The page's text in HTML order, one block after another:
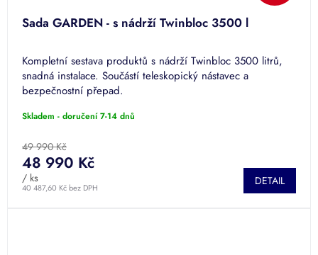
Sada GARDEN - s nádrží Twinbloc 3500 l
Kompletní sestava produktů s nádrží Twinbloc 3500 litrů,
snadná instalace. Součástí teleskopický nástavec a
bezpečnostní přepad.
Skladem - doručení 7-14 dnů
49 990 Kč
40 487,60 Kč bez DPH
48 990 Kč
/ ks DETAIL